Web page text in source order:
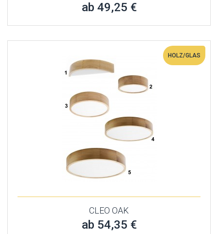
ab 49,25 €
HOLZ/GLAS
CLEO OAK
ab 54,35 €